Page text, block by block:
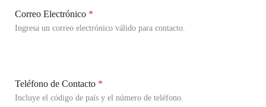
Correo Electrónico *
Ingresa un correo electrónico válido para contacto.
Teléfono de Contacto *
Incluye el código de país y el número de teléfono.